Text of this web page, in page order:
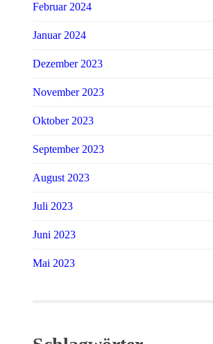
Februar 2024
Januar 2024
Dezember 2023
November 2023
Oktober 2023
September 2023
August 2023
Juli 2023
Juni 2023
Mai 2023